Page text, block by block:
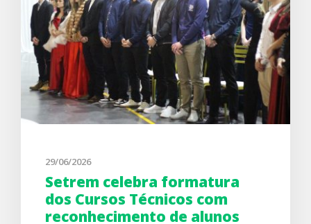
29/06/2026
Setrem celebra formatura
dos Cursos Técnicos com
reconhecimento de alunos